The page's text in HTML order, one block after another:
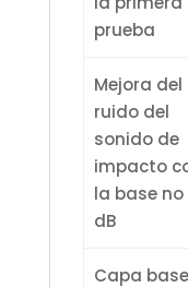
prueba
Mejora del
ruido del
sonido de
impacto
la base no
dB
Capa base